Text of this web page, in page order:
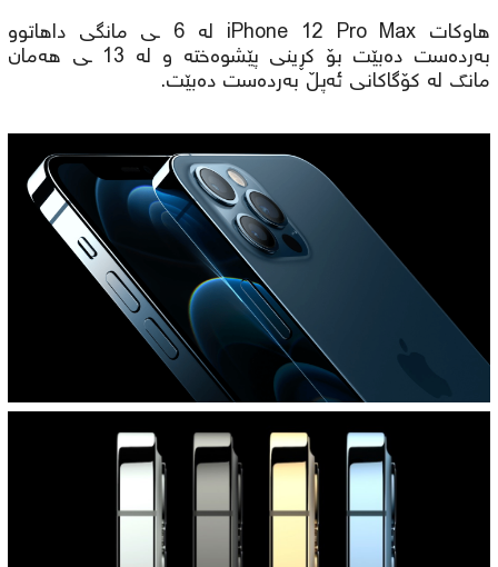
هاوکات iPhone 12 Pro Max لە 6 ـی مانگی داهاتوو
بەردەست دەبێت بۆ کڕینی پێشوەختە و لە 13 ـی هەمان
مانگ لە کۆگاکانی ئەپڵ بەردەست دەبێت.